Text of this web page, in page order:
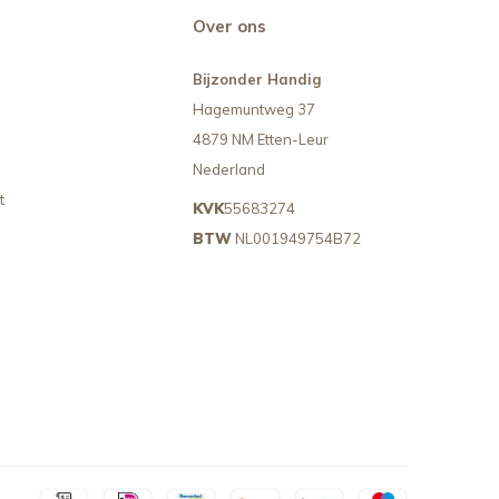
Over ons
Bijzonder Handig
Hagemuntweg 37
4879 NM Etten-Leur
Nederland
KVK55683274
BTW NL001949754B72